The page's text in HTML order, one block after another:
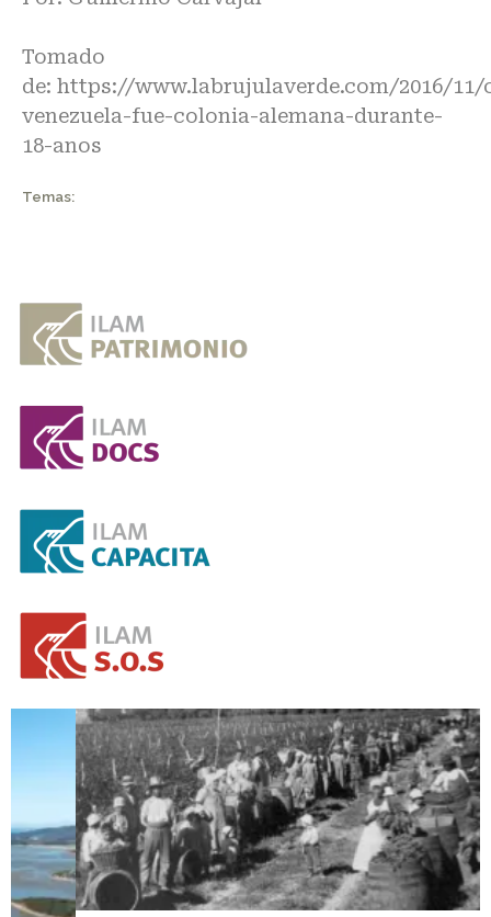
Tomado
de: https://www.labrujulaverde.com/2016/11/
venezuela-fue-colonia-alemana-durante-
18-anos
Temas: